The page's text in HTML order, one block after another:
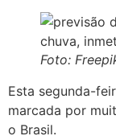
Foto:
Esta segunda-
marcada por
o Brasil.